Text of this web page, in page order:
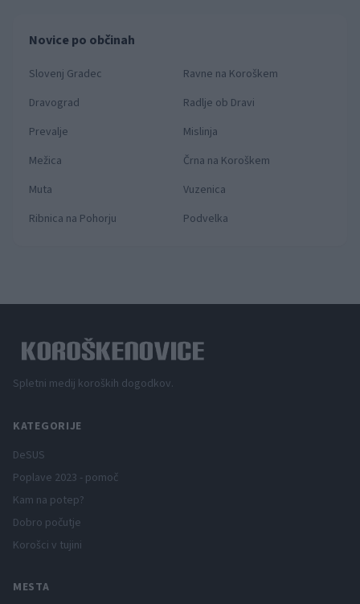
Novice po občinah
Slovenj Gradec
Ravne na Koroškem
Dravograd
Radlje ob Dravi
Prevalje
Mislinja
Mežica
Črna na Koroškem
Muta
Vuzenica
Ribnica na Pohorju
Podvelka
Spletni medij koroških dogodkov.
KATEGORIJE
DeSUS
Poplave 2023 - pomoč
Kam na potep?
Dobro počutje
Korošci v tujini
MESTA